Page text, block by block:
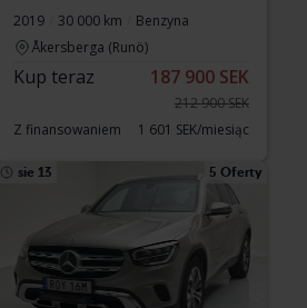
2019
30 000 km
Benzyna
Åkersberga (Runö)
Kup teraz 187 900 SEK
212 900 SEK
Z finansowaniem
1 601 SEK/miesiąc
sie 13 5 Oferty